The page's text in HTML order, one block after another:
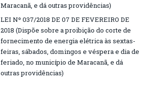
Maracanã, e dá outras providências)
LEI Nº 037/2018 DE 07 DE FEVEREIRO DE
2018 (Dispõe sobre a proibição do corte de
fornecimento de energia elétrica às sextas-
feiras, sábados, domingos e véspera e dia de
feriado, no município de Maracanã, e dá
outras providências)